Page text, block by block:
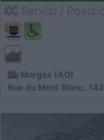
Morgex (AO)
Rue du Mont Blanc, 143